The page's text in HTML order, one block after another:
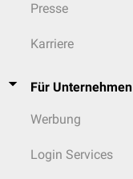
Presse
Karriere
Für Unternehmen
Werbung
Login Services